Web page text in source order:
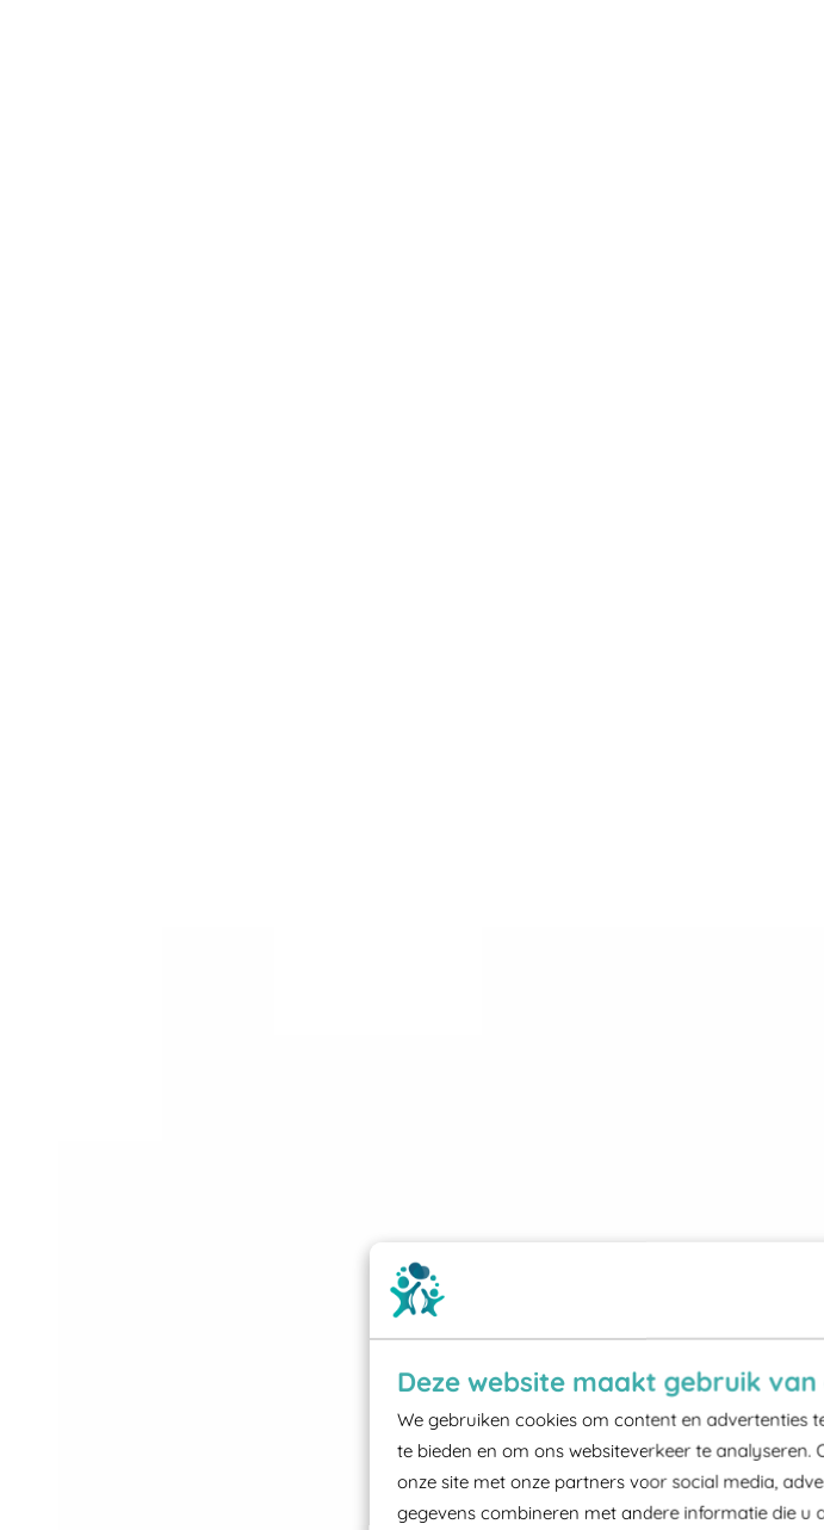
Deze website maakt gebruik van
We gebruiken cookies om content en advertenties
te bieden en om ons websiteverkeer te
onze site met onze partners voor social media,
gegevens combineren met andere informatie die u